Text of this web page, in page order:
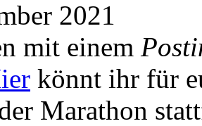
2021
mit einem
könnt ihr für
Marathon